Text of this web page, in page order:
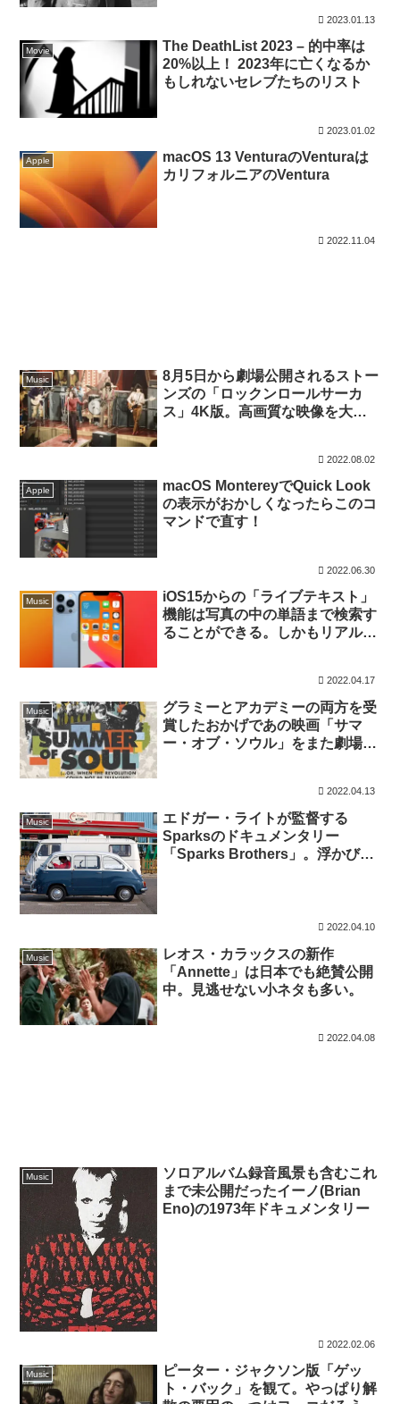
2023.01.13
Movie
The DeathList 2023 – 的中率は
20%以上！ 2023年に亡くなるか
もしれないセレブたちのリスト
2023.01.02
Apple
macOS 13 VenturaのVenturaは
カリフォルニアのVentura
2022.11.04
Music
8月5日から劇場公開されるストー
ンズの「ロックンロールサーカ
ス」4K版。高画質な映像を大ス
2022.08.02
Apple
macOS MontereyでQuick Look
の表示がおかしくなったらこのコ
マンドで直す！
2022.06.30
Music
iOS15からの「ライブテキスト」
機能は写真の中の単語まで検索す
ることができる。しかもリアルタ
2022.04.17
Music
グラミーとアカデミーの両方を受
賞したおかげであの映画「サマ
ー・オブ・ソウル」をまた劇場で
2022.04.13
Music
エドガー・ライトが監督する
Sparksのドキュメンタリー
「Sparks Brothers」。浮かび上
2022.04.10
Music
レオス・カラックスの新作
「Annette」は日本でも絶賛公開
中。見逃せない小ネタも多い。
2022.04.08
Music
ソロアルバム録音風景も含むこれ
まで未公開だったイーノ(Brian
Eno)の1973年ドキュメンタリー
2022.02.06
Music
ピーター・ジャクソン版「ゲッ
ト・バック」を観て。やっぱり解